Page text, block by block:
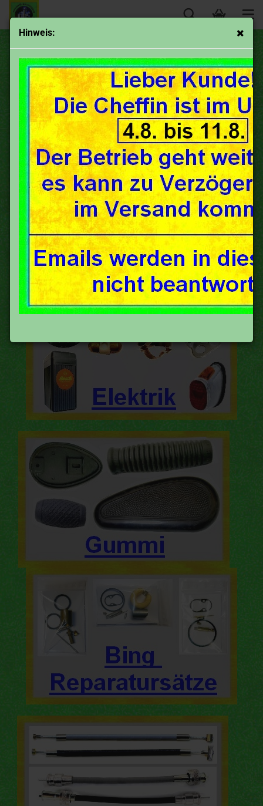
Hinweis:
Hallo! Willkommen!
Wir sind nun
oldtimerVergaser +
klamotte !